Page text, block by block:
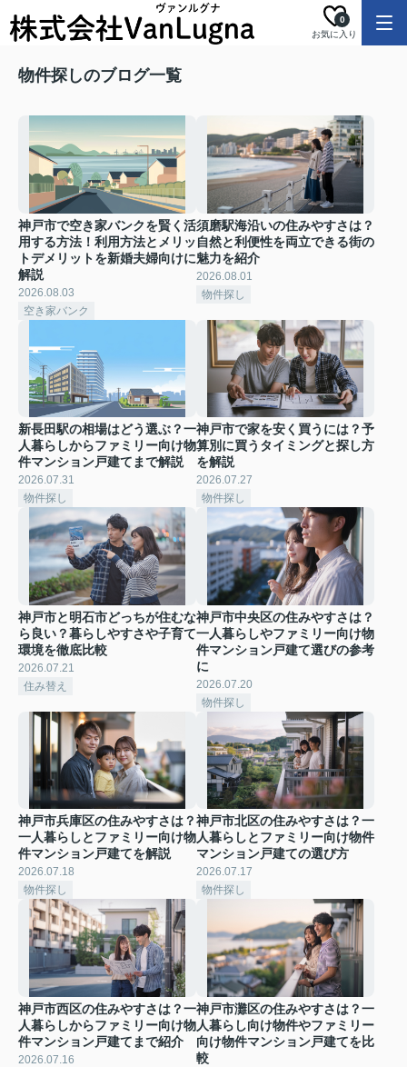
お気に入り
0
物件探しのブログ一覧
神戸市で空き家バンクを賢く活
用する方法！利用方法とメリッ
トデメリットを新婚夫婦向けに
解説
2026.08.03
空き家バンク
須磨駅海沿いの住みやすさは？
自然と利便性を両立できる街の
魅力を紹介
2026.08.01
物件探し
新長田駅の相場はどう選ぶ？一
人暮らしからファミリー向け物
件マンション戸建てまで解説
2026.07.31
物件探し
神戸市で家を安く買うには？予
算別に買うタイミングと探し方
を解説
2026.07.27
物件探し
神戸市と明石市どっちが住むな
ら良い？暮らしやすさや子育て
環境を徹底比較
2026.07.21
住み替え
神戸市中央区の住みやすさは？
一人暮らしやファミリー向け物
件マンション戸建て選びの参考
に
2026.07.20
物件探し
神戸市兵庫区の住みやすさは？
一人暮らしとファミリー向け物
件マンション戸建てを解説
2026.07.18
物件探し
神戸市北区の住みやすさは？一
人暮らしとファミリー向け物件
マンション戸建ての選び方
2026.07.17
物件探し
神戸市西区の住みやすさは？一
人暮らしからファミリー向け物
件マンション戸建てまで紹介
2026.07.16
神戸市灘区の住みやすさは？一
人暮らし向け物件やファミリー
向け物件マンション戸建てを比
較